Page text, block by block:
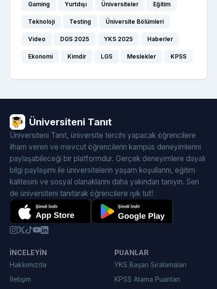
Gaming Yurtdışı Üniversiteler Eğitim
Teknoloji Testing Üniversite Bölümleri
Video DGS 2025 YKS 2025 Haberler
Ekonomi Kimdir LGS Meslekler KPSS
Üniversiteni Tanıt
Üniversiteni Tanıt, üniversite tercihi yapacak öğrencilere
ilham veren ve mevcut öğrencilerin kampüs deneyimlerini
paylaşabileceği bir platformdur. Gerçek deneyimlere dayalı
bilgi paylaşımı ile üniversitelerin yaşam koşullarını, eğitim
kalitesini ve sosyal olanaklarını daha yakından tanıyın. Sen
de üniversiteni tanıtarak öğrencilere ışık tut!
İNCELEYIN
Hakkımızda
İletişim
PUANLAR
YKS Başarı Sıralamaları
KPSS Atama Puanları